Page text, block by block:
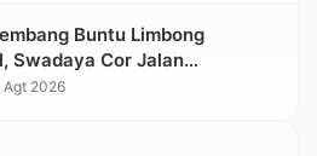
Buntu Limbong
Swadaya Cor Jalan
500 Meter
Agt 2026